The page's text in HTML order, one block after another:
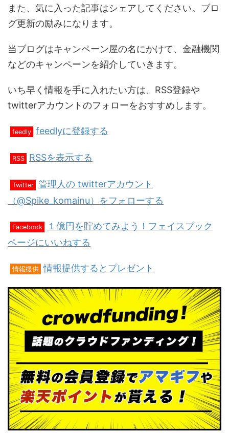
また、気に入った記事はシェアしてください。ブロ
グ更新の励みになります。
当ブログはキャンペーン屋の名にかけて、金融機関
などのキャンペーンを紹介していきます。
いち早く情報を手に入れたい方は、RSS登録や
twitterアカウントのフォローをおすすめします。
feedly feedlyに登録する
RSS RSSを表示する
Twitter 管理人の twitterアカウント
（@Spike_komainu）をフォローする
Facebook
１億円を貯めてみよう！フェイスブック
ページにいいねする
情報提供 情報提供するとプレゼント